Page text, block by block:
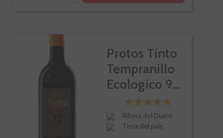
Protos Tinto
Tempranillo
Ecologico 9...
Ribera del Duero
Tinta del país